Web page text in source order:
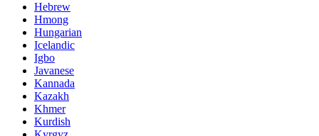
Hebrew
Hmong
Hungarian
Icelandic
Igbo
Javanese
Kannada
Kazakh
Khmer
Kurdish